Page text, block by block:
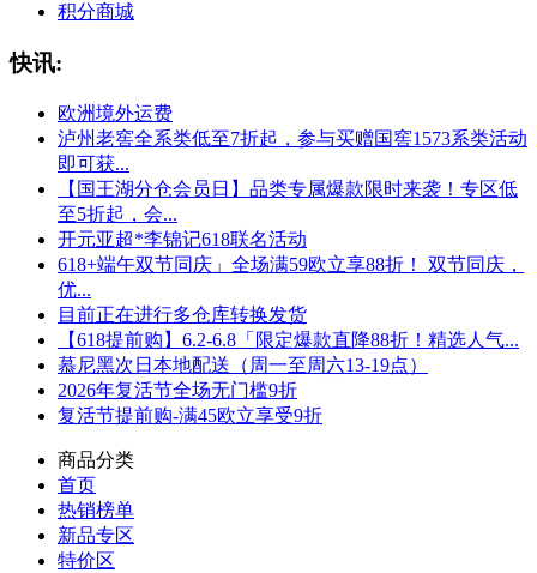
积分商城
快讯:
欧洲境外运费
泸州老窖全系类低至7折起，参与买赠国窖1573系类活动
即可获...
【国王湖分仓会员日】品类专属爆款限时来袭！专区低
至5折起，会...
开元亚超*李锦记618联名活动
618+端午双节同庆」全场满59欧立享88折！ 双节同庆，
优...
目前正在进行多仓库转换发货
【618提前购】6.2-6.8「限定爆款直降88折！精选人气...
慕尼黑次日本地配送（周一至周六13-19点）
2026年复活节全场无门槛9折
复活节提前购-满45欧立享受9折
商品分类
首页
热销榜单
新品专区
特价区